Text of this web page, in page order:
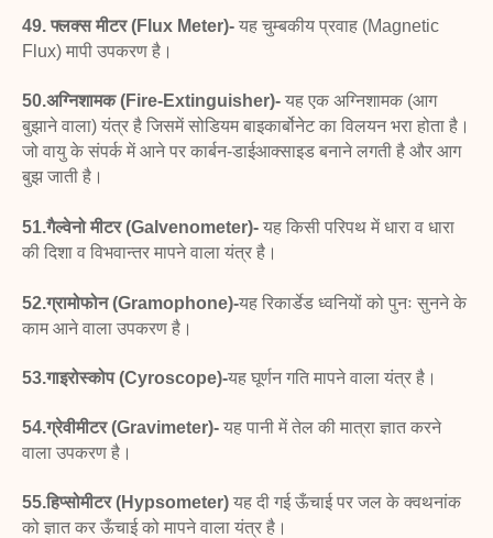
49. फ्लक्स मीटर (Flux Meter)- यह चुम्बकीय प्रवाह (Magnetic
Flux) मापी उपकरण है।
50.अग्निशामक (Fire-Extinguisher)- यह एक अग्निशामक (आग
बुझाने वाला) यंत्र है जिसमें सोडियम बाइकार्बोनेटका विलयन भरा होता है।
जो वायु के संपर्क में आने पर कार्बन-डाईआक्साइड बनाने लगती है और आग
बुझ जाती है।
51.गैल्वेनो मीटर (Galvenometer)- यह किसी परिपथ मेंधारा व धारा
की दिशा व विभवान्तर मापने वाला यंत्र है।
52.ग्रामोफोन (Gramophone)-यह रिकार्डेड ध्वनियों को पुनः सुनने के
काम आने वाला उपकरण है।
53.गाइरोस्कोप (Cyroscope)-यह घूर्णन गति मापने वाला यंत्र है।
54.ग्रेवीमीटर (Gravimeter)- यह पानी में तेल की मात्रा ज्ञात करने
वाला उपकरण है।
55.हिप्सोमीटर (Hypsometer) यह दी गई ऊँचाई पर जल के क्वथनांक
को ज्ञात कर ऊँचाई को मापने वाला यंत्र है।